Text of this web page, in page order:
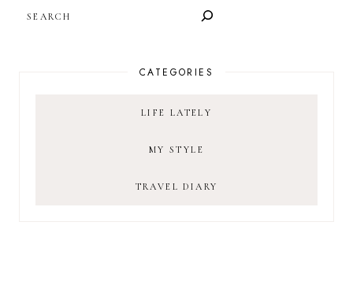
CATEGORIES
LIFE LATELY
MY STYLE
TRAVEL DIARY